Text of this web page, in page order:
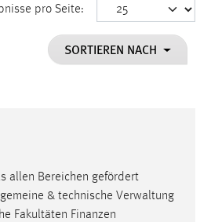
pro Seite:
SORTIEREN NACH
allen Bereichen gefördert
& technische Verwaltung
Fakultäten Finanzen
die ausgewählten Einverständnis-
wird in diesem Cookie